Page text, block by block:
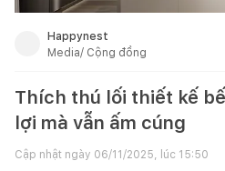
Happynest
Media/ Cộng đồng
Thích thú lối thiết kế
lợi mà vẫn ấm cúng
Cập nhật ngày 06/11/2025, lúc 15:50